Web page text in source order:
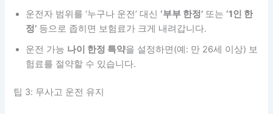
운전자 범위를 ‘누구나 운전’ 대신 ‘부부 한정’ 또는 ‘1인 한
정’ 등으로 좁히면 보험료가 크게 내려갑니다.
운전 가능 나이 한정 특약을 설정하면(예: 만 26세 이상) 보
험료를 절약할 수 있습니다.
팁 3: 무사고 운전 유지